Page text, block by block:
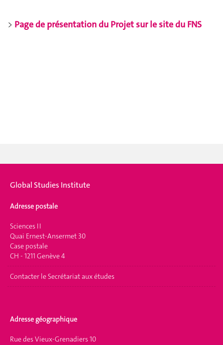
> Page de présentation du Projet sur le site du FNS
Global Studies Institute
Adresse postale
Sciences II
Quai Ernest-Ansermet 30
Case postale
CH - 1211 Genève 4
Contacter le Secrétariat aux études
Adresse géographique
Rue des Vieux-Grenadiers 10